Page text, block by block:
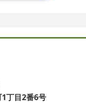
丁目2番6号